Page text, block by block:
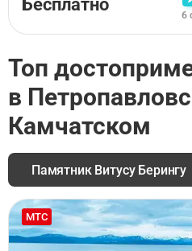
Бесплатно
6
Топ
в
Камчатском
Памятник Витусу Берингу
МТС